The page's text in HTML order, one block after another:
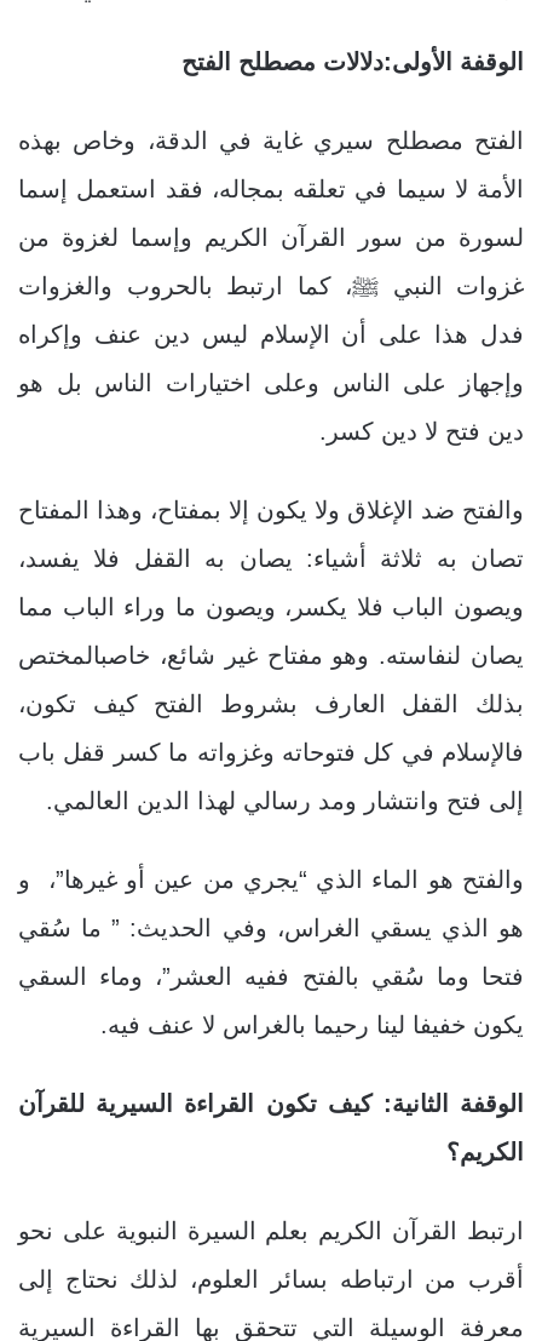
الوقفة الأولى:دلالات مصطلح الفتح
الفتح مصطلح سيري غاية في الدقة، وخاص بهذه
الأمة لا سيما في تعلقه بمجاله، فقد استعمل إسما
لسورة من سور القرآن الكريم وإسما لغزوة من
غزوات النبي ﷺ، كما ارتبط بالحروب والغزوات
فدل هذا على أن الإسلام ليس دين عنف وإكراه
وإجهاز على الناس وعلى اختيارات الناس بل هو
دين فتح لا دين كسر.
والفتح ضد الإغلاق ولا يكون إلا بمفتاح، وهذا المفتاح
تصان به ثلاثة أشياء: يصان به القفل فلا يفسد،
ويصون الباب فلا يكسر، ويصون ما وراء الباب مما
يصان لنفاسته. وهو مفتاح غير شائع، خاصبالمختص
بذلك القفل العارف بشروط الفتح كيف تكون،
فالإسلام في كل فتوحاته وغزواته ما كسر قفل باب
إلى فتح وانتشار ومد رسالي لهذا الدين العالمي.
والفتح هو الماء الذي “يجري من عين أو غيرها”، و
هو الذي يسقي الغراس، وفي الحديث: ” ما سُقي
فتحا وما سُقي بالفتح ففيه العشر”، وماء السقي
يكون خفيفا لينا رحيما بالغراس لا عنف فيه.
الوقفة الثانية: كيف تكون القراءة السيرية للقرآن
الكريم؟
ارتبط القرآن الكريم بعلم السيرة النبوية على نحو
أقرب من ارتباطه بسائر العلوم، لذلك نحتاج إلى
معرفة الوسيلة التي تتحقق بها القراءة السيرية